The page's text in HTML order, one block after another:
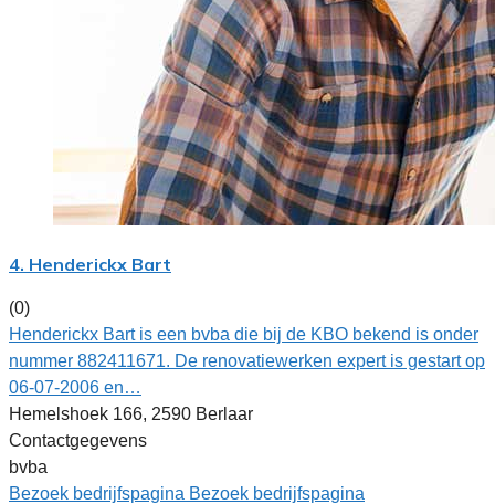
4. Henderickx Bart
(0)
Henderickx Bart is een bvba die bij de KBO bekend is onder
nummer 882411671. De renovatiewerken expert is gestart op
06-07-2006 en…
Hemelshoek 166, 2590 Berlaar
Contactgegevens
bvba
Bezoek bedrijfspagina Bezoek bedrijfspagina